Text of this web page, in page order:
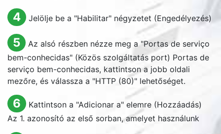
4 Jelölje be a "Habilitar" négyzetet (Engedélyezés)
5 Az alsó részben nézze meg a "Portas de serviço
bem-conhecidas" (Közös szolgáltatás port) Portas de
serviço bem-conhecidas, kattintson a jobb oldali
mezőre, és válassza a "HTTP (80)" lehetőséget.
6 Kattintson a "Adicionar a" elemre (Hozzáadás)
Az 1. azonosító az első sorban, amelyet használunk